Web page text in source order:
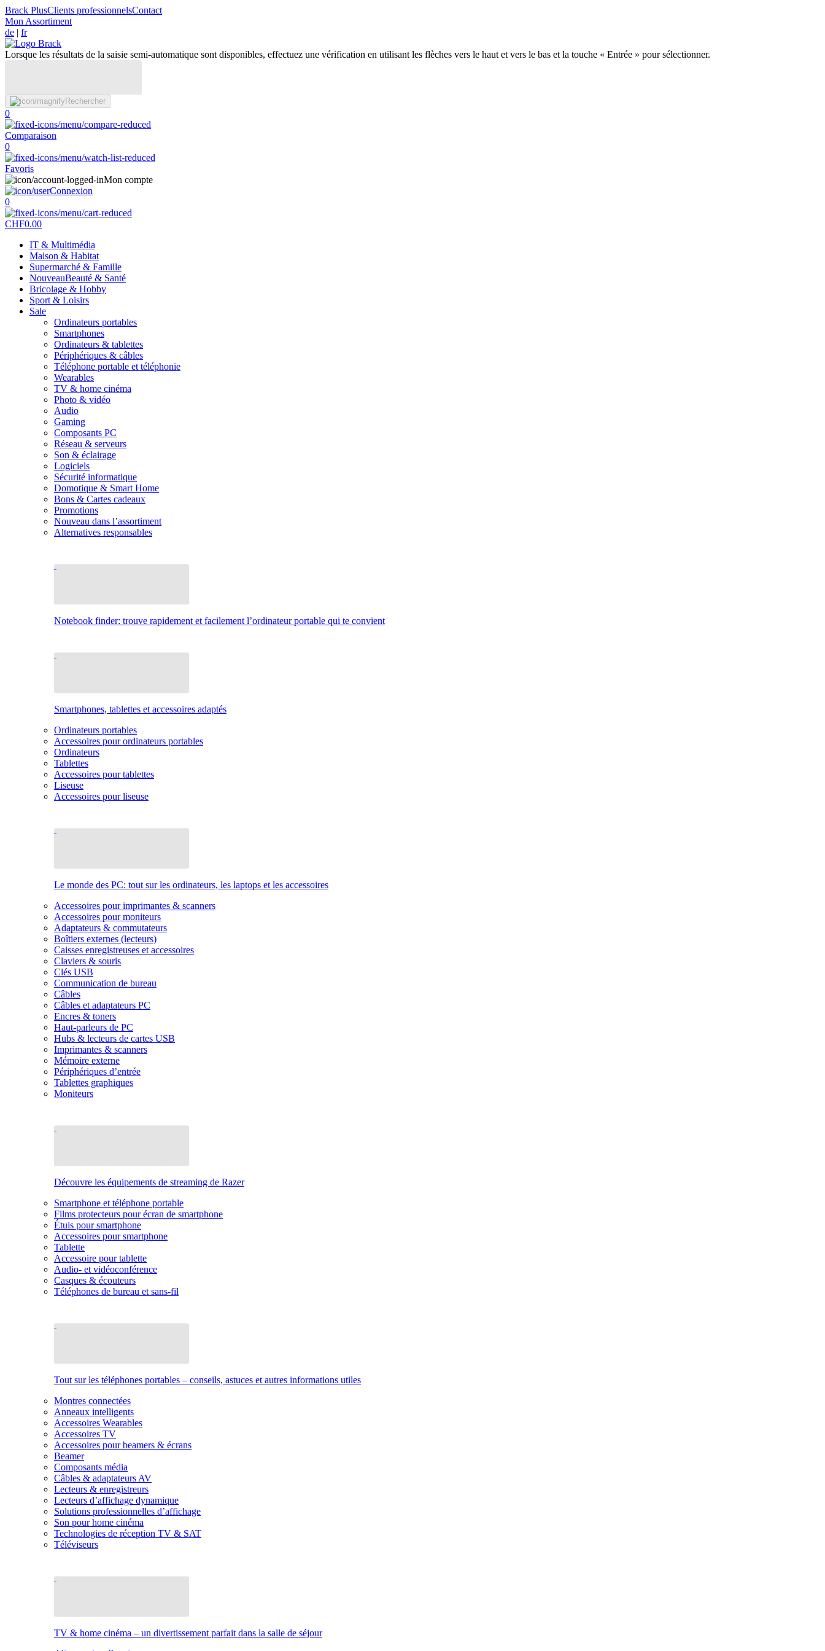
Brack PlusClients professionnelsContact
Mon Assortiment
de | fr
Lorsque les résultats de la saisie semi-automatique sont disponibles, effectuez une vérification en utilisant les flèches vers le haut et vers le bas et la touche « Entrée » pour sélectionner.
Rechercher
0
Comparaison
0
Favoris
Mon compte
Connexion
0
CHF0.00
IT & Multimédia
Maison & Habitat
Supermarché & Famille
NouveauBeauté & Santé
Bricolage & Hobby
Sport & Loisirs
Sale
Ordinateurs portables
Smartphones
Ordinateurs & tablettes
Périphériques & câbles
Téléphone portable et téléphonie
Wearables
TV & home cinéma
Photo & vidéo
Audio
Gaming
Composants PC
Réseau & serveurs
Son & éclairage
Logiciels
Sécurité informatique
Domotique & Smart Home
Bons & Cartes cadeaux
Promotions
Nouveau dans l’assortiment
Alternatives responsables
Notebook finder: trouve rapidement et facilement l’ordinateur portable qui te convient
Smartphones, tablettes et accessoires adaptés
Ordinateurs portables
Accessoires pour ordinateurs portables
Ordinateurs
Tablettes
Accessoires pour tablettes
Liseuse
Accessoires pour liseuse
Le monde des PC: tout sur les ordinateurs, les laptops et les accessoires
Accessoires pour imprimantes & scanners
Accessoires pour moniteurs
Adaptateurs & commutateurs
Boîtiers externes (lecteurs)
Caisses enregistreuses et accessoires
Claviers & souris
Clés USB
Communication de bureau
Câbles
Câbles et adaptateurs PC
Encres & toners
Haut-parleurs de PC
Hubs & lecteurs de cartes USB
Imprimantes & scanners
Mémoire externe
Périphériques d’entrée
Tablettes graphiques
Moniteurs
Découvre les équipements de streaming de Razer
Smartphone et téléphone portable
Films protecteurs pour écran de smartphone
Étuis pour smartphone
Accessoires pour smartphone
Tablette
Accessoire pour tablette
Audio- et vidéoconférence
Casques & écouteurs
Téléphones de bureau et sans-fil
Tout sur les téléphones portables – conseils, astuces et autres informations utiles
Montres connectées
Anneaux intelligents
Accessoires Wearables
Accessoires TV
Accessoires pour beamers & écrans
Beamer
Composants média
Câbles & adaptateurs AV
Lecteurs & enregistreurs
Lecteurs d’affichage dynamique
Solutions professionnelles d’affichage
Son pour home cinéma
Technologies de réception TV & SAT
Téléviseurs
TV & home cinéma – un divertissement parfait dans la salle de séjour